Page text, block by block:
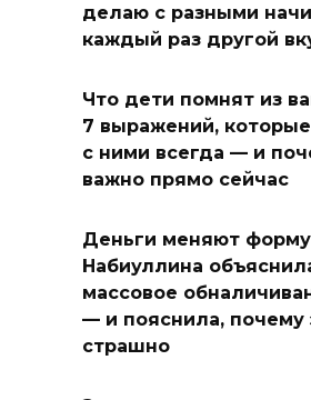
делаю с разными
каждый раз другой
Что дети помнят из
7 выражений,
с ними всегда — и
важно прямо сейчас
Деньги меняют
Набиуллина
массовое
— и пояснила, почему
страшно